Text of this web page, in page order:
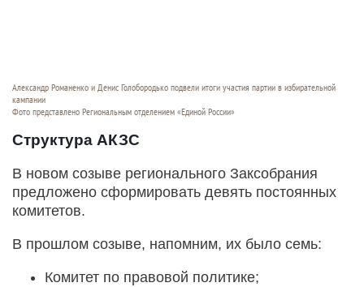
Александр Романенко и Денис Голобородько подвели итоги участия партии в избирательной
кампании
Фото представлено Региональным отделением «Единой России»
Структура АКЗС
В новом созыве регионального Заксобрания
предложено сформировать девять постоянных
комитетов.
В прошлом созыве, напомним, их было семь:
Комитет по правовой политике;